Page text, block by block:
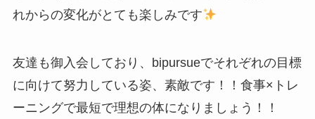
れからの変化がとても楽しみです
友達も御入会しており、bipursueでそれぞれの目標
に向けて努力している姿、素敵です！！食事×トレ
ーニングで最短で理想の体になりましょう！！